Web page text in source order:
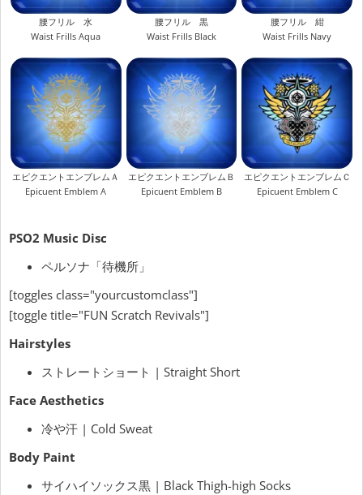
腰フリル 水
Waist Frills Aqua
腰フリル 黒
Waist Frills Black
腰フリル 紺
Waist Frills Navy
エピクエントエンブレムＡ
Epicuent Emblem A
エピクエントエンブレムＢ
Epicuent Emblem B
エピクエントエンブレムＣ
Epicuent Emblem C
PSO2 Music Disc
ペルソナ「待機所」
[toggles class="yourcustomclass"]
[toggle title="FUN Scratch Revivals"]
Hairstyles
ストレートショート | Straight Short
Face Aesthetics
冷や汗 | Cold Sweat
Body Paint
サイハイソックス黒 | Black Thigh-high Socks